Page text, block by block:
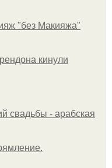
"без Макияжа"
кинули
свадьбы - арабская